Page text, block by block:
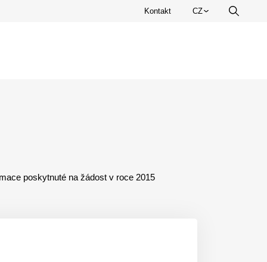
Kontakt
Zvolte
CZ
poskytnuté na žádost v roce 2015